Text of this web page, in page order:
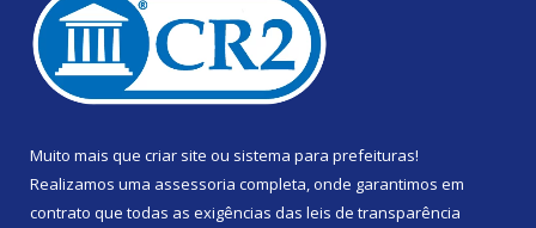
Muito mais que criar site ou sistema para prefeituras!
Realizamos uma assessoria completa, onde garantimos em
contrato que todas as exigências das leis de transparência